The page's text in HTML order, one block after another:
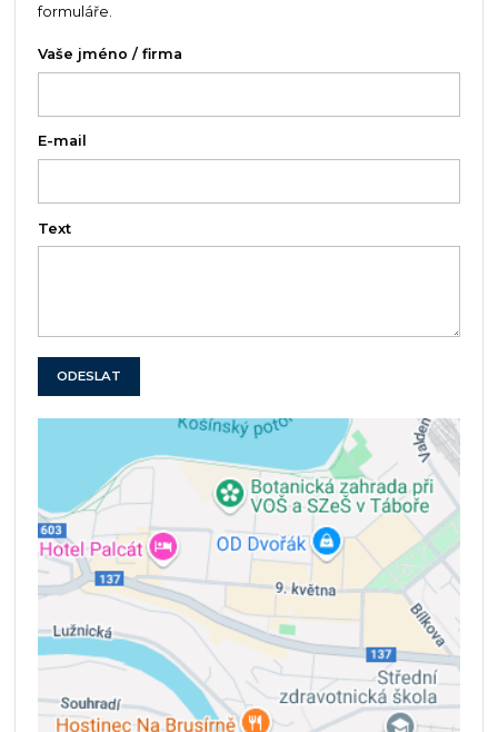
formuláře.
Vaše jméno / firma
E-mail
Text
ODESLAT